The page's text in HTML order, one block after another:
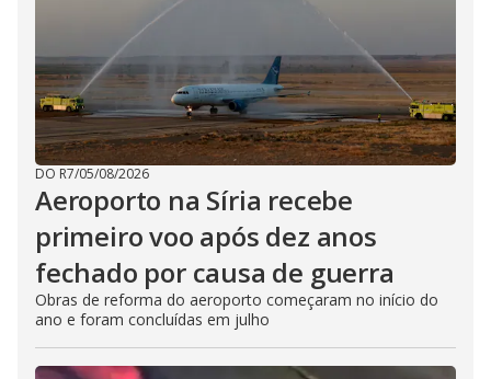
DO R7/05/08/2026
Aeroporto na Síria recebe
primeiro voo após dez anos
fechado por causa de guerra
Obras de reforma do aeroporto começaram no início do
ano e foram concluídas em julho